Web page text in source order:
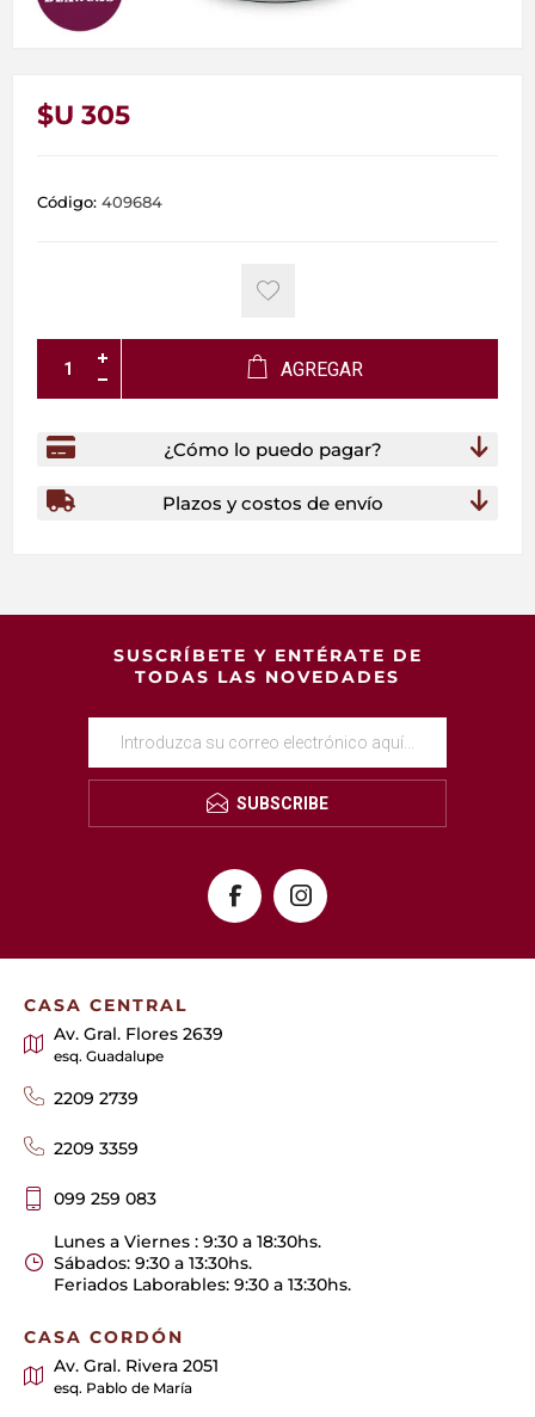
$U 305
Código: 409684
AGREGAR
¿Cómo lo puedo pagar?
Plazos y costos de envío
SUSCRÍBETE Y ENTÉRATE DE
TODAS LAS NOVEDADES
SUBSCRIBE
CASA CENTRAL
Av. Gral. Flores 2639
esq. Guadalupe
2209 2739
2209 3359
099 259 083
Lunes a Viernes : 9:30 a 18:30hs.
Sábados: 9:30 a 13:30hs.
Feriados Laborables: 9:30 a 13:30hs.
CASA CORDÓN
Av. Gral. Rivera 2051
esq. Pablo de María